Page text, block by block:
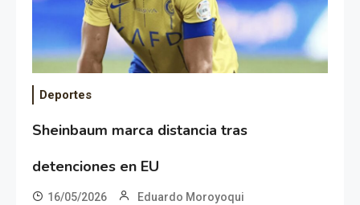
Deportes
Sheinbaum marca distancia tras
detenciones en EU
16/05/2026 Eduardo Moroyoqui